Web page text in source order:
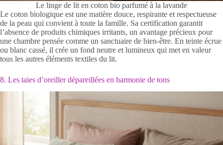
Le linge de lit en coton bio parfumé à la lavande
Le coton biologique est une matière douce, respirante et respectueuse
de la peau qui convient à toute la famille. Sa certification garantit
l’absence de produits chimiques irritants, un avantage précieux pour
une chambre pensée comme un sanctuaire de bien-être. En teinte écrue
ou blanc cassé, il crée un fond neutre et lumineux qui met en valeur
tous les autres éléments textiles du lit.
8. Les taies d’oreiller dépareillées en harmonie de tons